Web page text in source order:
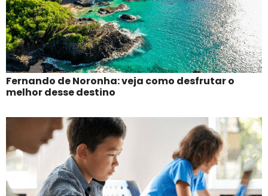
Fernando de Noronha: veja como desfrutar o
melhor desse destino